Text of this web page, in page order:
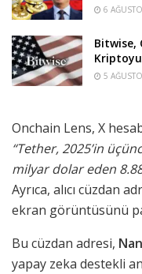
6
Bitwise,
5
Onchain Lens, X
“Tether, 2025’in
milyar dolar eden
Ayrıca, alıcı cüzdan
ekran görüntüsünü
Bu cüzdan adresi,
yapay zeka destekli